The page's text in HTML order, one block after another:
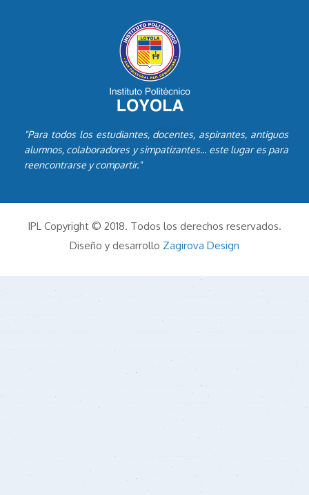
"Para todos los estudiantes, docentes, aspirantes, antiguos
alumnos, colaboradores y simpatizantes... este lugar es para
reencontrarse y compartir."
IPL Copyright © 2018. Todos los derechos reservados.
Diseño y desarrollo Zagirova Design